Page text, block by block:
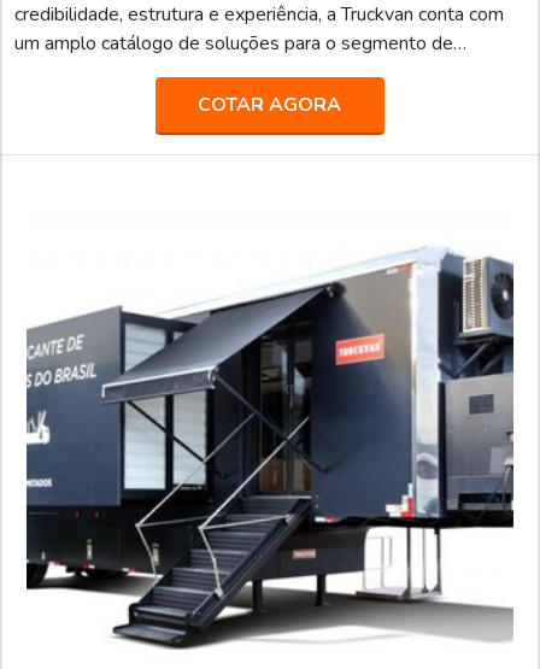
credibilidade, estrutura e experiência, a Truckvan conta com
um amplo catálogo de soluções para o segmento de
transporte de pesados, tais como: Transporte de valores;
Semirreboque, bitrem e rodotrem sider; Piso móvel; Linha
Graneleira; Inloader; Furgão; Carroceria para transporte de
bebidas; Carga seca; Entre outros.Fundada em 1992, a
COTAR AGORA